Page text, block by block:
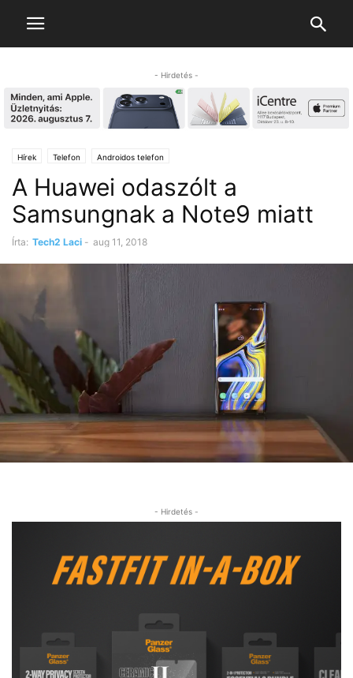
- Hirdetés -
Hírek Telefon Androidos telefon
A Huawei odaszólt a
Samsungnak a Note9 miatt
Írta: Tech2 Laci - aug 11, 2018
- Hirdetés -